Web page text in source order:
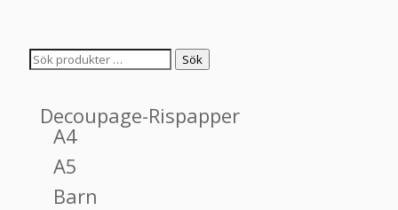
Sök
Sök
Decoupage-Rispapper
A4
A5
Barn